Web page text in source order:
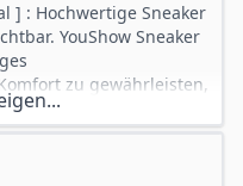
] : Hochwertige Sneaker
YouShow Sneaker
zu gewährleisten,
Fußrücken für
Füßen das ultimative